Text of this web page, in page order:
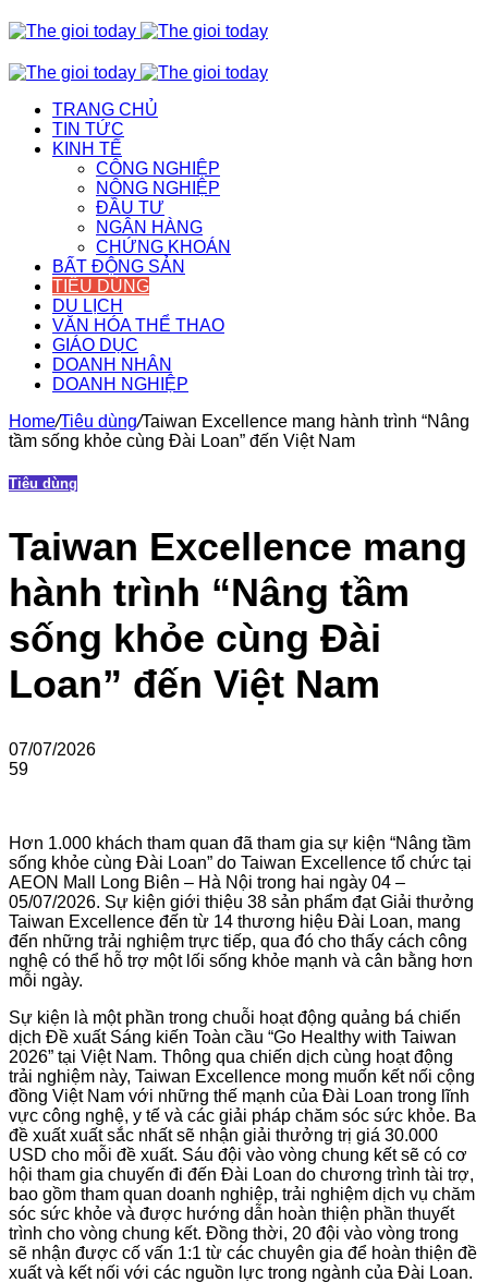
TRANG CHỦ
TIN TỨC
KINH TẾ
CÔNG NGHIỆP
NÔNG NGHIỆP
ĐẦU TƯ
NGÂN HÀNG
CHỨNG KHOÁN
BẤT ĐỘNG SẢN
TIÊU DÙNG
DU LỊCH
VĂN HÓA THỂ THAO
GIÁO DỤC
DOANH NHÂN
DOANH NGHIỆP
Home/Tiêu dùng/Taiwan Excellence mang hành trình “Nâng
tầm sống khỏe cùng Đài Loan” đến Việt Nam
Tiêu dùng
Taiwan Excellence mang
hành trình “Nâng tầm
sống khỏe cùng Đài
Loan” đến Việt Nam
07/07/2026
59
Hơn 1.000 khách tham quan đã tham gia sự kiện “Nâng tầm
sống khỏe cùng Đài Loan” do Taiwan Excellence tổ chức tại
AEON Mall Long Biên – Hà Nội trong hai ngày 04 –
05/07/2026. Sự kiện giới thiệu 38 sản phẩm đạt Giải thưởng
Taiwan Excellence đến từ 14 thương hiệu Đài Loan, mang
đến những trải nghiệm trực tiếp, qua đó cho thấy cách công
nghệ có thể hỗ trợ một lối sống khỏe mạnh và cân bằng hơn
mỗi ngày.
Sự kiện là một phần trong chuỗi hoạt động quảng bá chiến
dịch Đề xuất Sáng kiến Toàn cầu “Go Healthy with Taiwan
2026” tại Việt Nam. Thông qua chiến dịch cùng hoạt động
trải nghiệm này, Taiwan Excellence mong muốn kết nối cộng
đồng Việt Nam với những thế mạnh của Đài Loan trong lĩnh
vực công nghệ, y tế và các giải pháp chăm sóc sức khỏe. Ba
đề xuất xuất sắc nhất sẽ nhận giải thưởng trị giá 30.000
USD cho mỗi đề xuất. Sáu đội vào vòng chung kết sẽ có cơ
hội tham gia chuyến đi đến Đài Loan do chương trình tài trợ,
bao gồm tham quan doanh nghiệp, trải nghiệm dịch vụ chăm
sóc sức khỏe và được hướng dẫn hoàn thiện phần thuyết
trình cho vòng chung kết. Đồng thời, 20 đội vào vòng trong
sẽ nhận được cố vấn 1:1 từ các chuyên gia để hoàn thiện đề
xuất và kết nối với các nguồn lực trong ngành của Đài Loan.